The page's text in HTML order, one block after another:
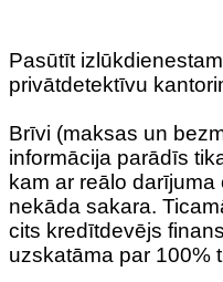
Pasūtīt
privātdetektīvu
Brīvi (maksas un
informācija parādīs
kam ar reālo
nekāda sakara.
cits kredītdevējs
uzskatāma par 100%